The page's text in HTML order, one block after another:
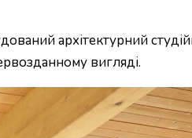
архітектурний
вигляді.